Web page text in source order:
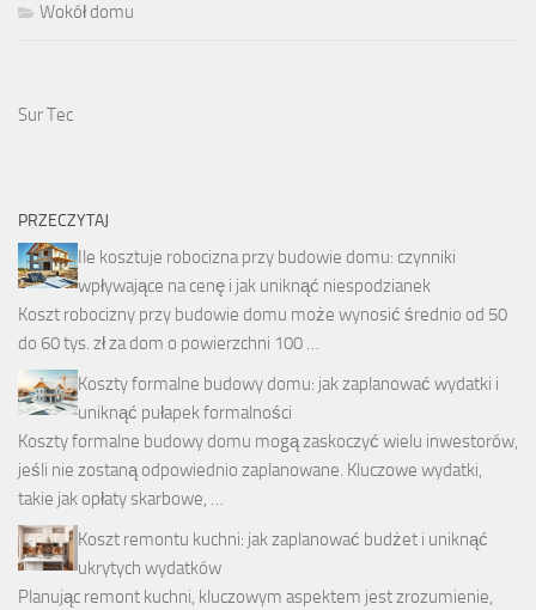
Wokół domu
Sur Tec
PRZECZYTAJ
Ile kosztuje robocizna przy budowie domu: czynniki
wpływające na cenę i jak uniknąć niespodzianek
Koszt robocizny przy budowie domu może wynosić średnio od 50
do 60 tys. zł za dom o powierzchni 100 …
Koszty formalne budowy domu: jak zaplanować wydatki i
uniknąć pułapek formalności
Koszty formalne budowy domu mogą zaskoczyć wielu inwestorów,
jeśli nie zostaną odpowiednio zaplanowane. Kluczowe wydatki,
takie jak opłaty skarbowe, …
Koszt remontu kuchni: jak zaplanować budżet i uniknąć
ukrytych wydatków
Planując remont kuchni, kluczowym aspektem jest zrozumienie,